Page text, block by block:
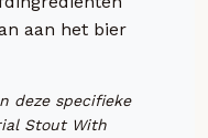
aan het bier
deze specifieke
Stout With